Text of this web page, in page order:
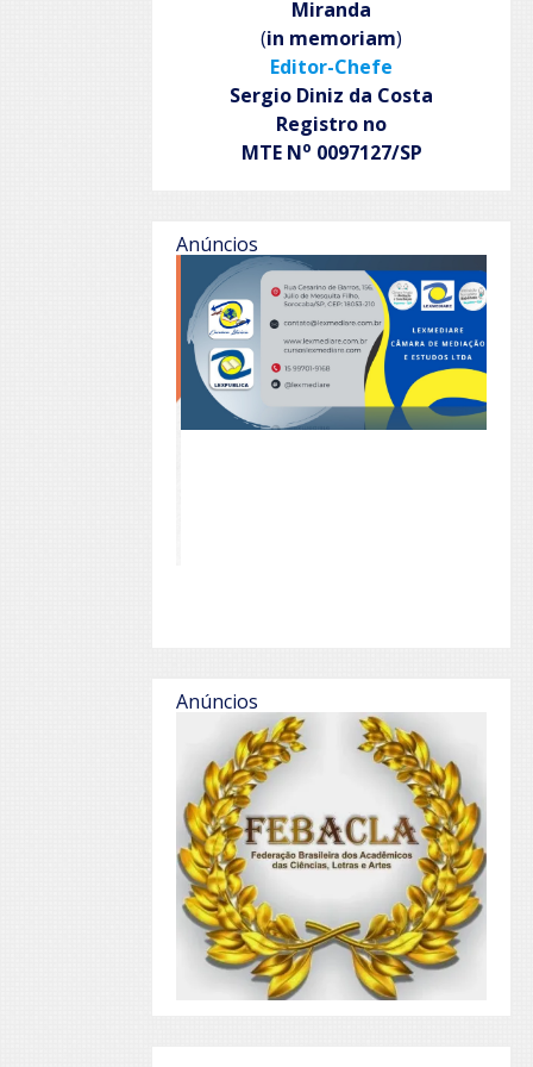
Miranda
(in memoriam)
Editor-Chefe
Sergio Diniz da Costa
Registro no
MTE No 0097127/SP
Anúncios
Anúncios